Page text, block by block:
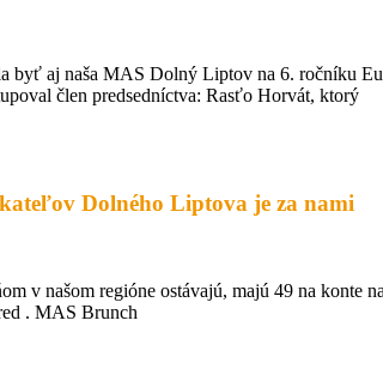
aj naša MAS Dolný Liptov na 6. ročníku
člen predsedníctva: Rasťo Horvát, ktorý
Dolného Liptova je za nami
v našom regióne ostávajú, majú 49 na
. MAS Brunch